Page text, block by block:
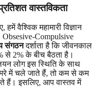
वास्तविकता
वैश्विक महामारी विज्ञान
Compulsive
संगठनदर्शाता है कि जीवनकाल
से 2% के बीच बैठता है।
लोग इस स्थिति के साथ
में चले जाते हैं, तो कम से कम
हैं। इसलिए, आप वास्तव में